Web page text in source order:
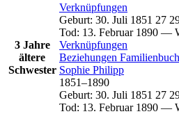
3 Jahre
ältere
Schwester
Verknüpfungen
Geburt: 30. Juli 1851 27
Tod: 13. Februar 1890 —
Verknüpfungen
Beziehungen Familienbuch
Sophie Philipp
1851–1890
Geburt: 30. Juli 1851 27
Tod: 13. Februar 1890 —